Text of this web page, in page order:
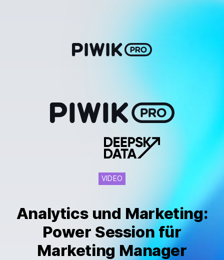
VIDEO
Analytics und Marketing:
Power Session für
Marketing Manager